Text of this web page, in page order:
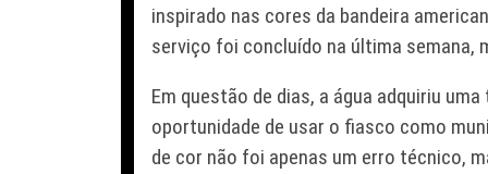
inspirado nas cores da bandeira
serviço foi concluído na última semana,
Em questão de dias, a água adquiriu
oportunidade de usar o fiasco como
de cor não foi apenas um erro técnico,